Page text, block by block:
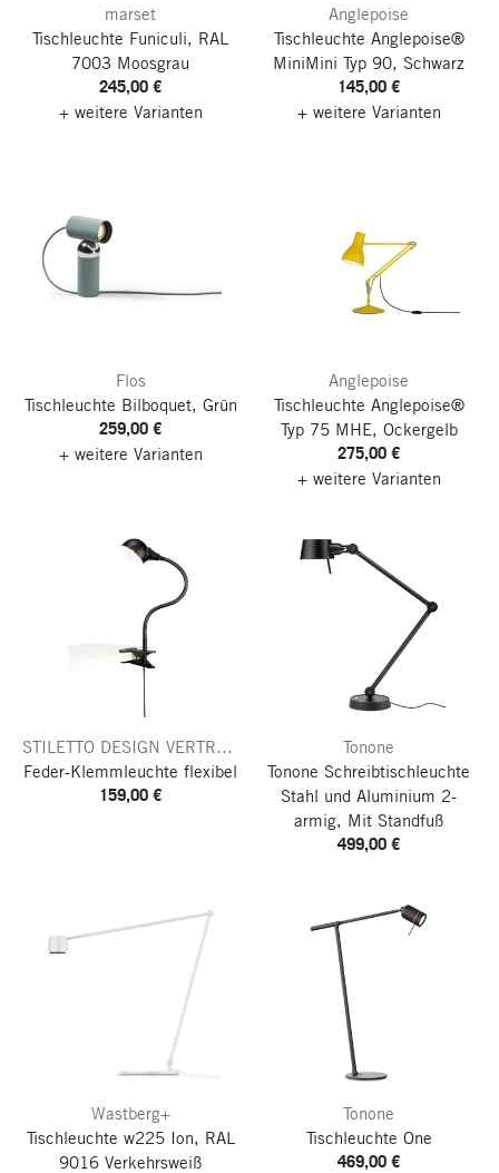
marset
Tischleuchte Funiculi, RAL
7003 Moosgrau
245,00 €
+ weitere Varianten
Anglepoise
Tischleuchte Anglepoise®
MiniMini Typ 90, Schwarz
145,00 €
+ weitere Varianten
Flos
Tischleuchte Bilboquet, Grün
259,00 €
+ weitere Varianten
Anglepoise
Tischleuchte Anglepoise®
Typ 75 MHE, Ockergelb
275,00 €
+ weitere Varianten
STILETTO DESIGN VERTReiB
Feder-Klemmleuchte flexibel
159,00 €
Tonone
Tonone Schreibtischleuchte
Stahl und Aluminium 2-
armig, Mit Standfuß
499,00 €
Wastberg+
Tischleuchte w225 Ion, RAL
9016 Verkehrsweiß
Tonone
Tischleuchte One
469,00 €